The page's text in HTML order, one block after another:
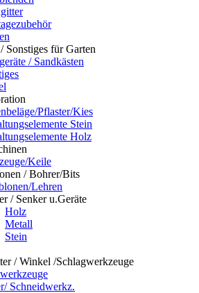
Sonstiges für Garten
/ Sandkästen
Pflaster/Kies
Stein
Holz
Keile
/ Bohrer/Bits
Lehren
/ Senker u.Geräte
Holz
Metall
Stein
/ Winkel /Schlagwerkzeuge
Schneidwerkz.